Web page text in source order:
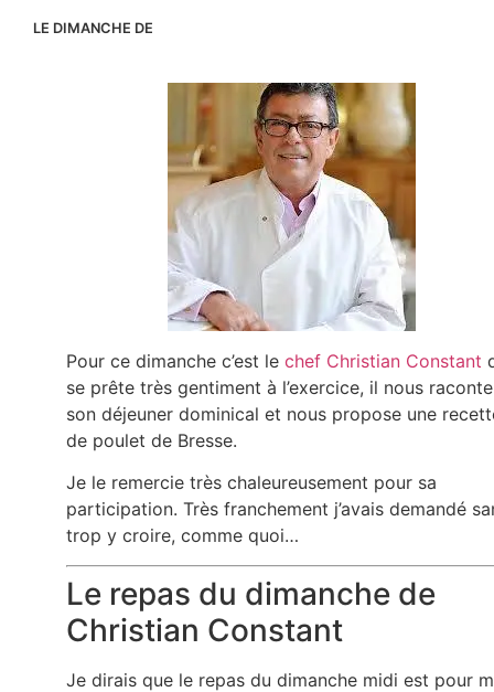
LE DIMANCHE DE
Pour ce dimanche c’est le chef Christian Constant
se prête très gentiment à l’exercice, il nous raconte
son déjeuner dominical et nous propose une
de poulet de Bresse.
Je le remercie très chaleureusement pour sa
participation. Très franchement j’avais demandé
trop y croire, comme quoi…
Le repas du dimanche de
Christian Constant
Je dirais que le repas du dimanche midi est pour